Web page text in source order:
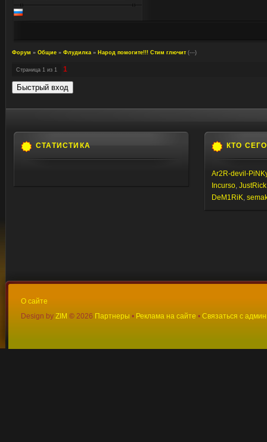
Форум » Общие » Флудилка » Народ помогите!!! Стим глючит (---)
Страница 1 из 1 1
СТАТИСТИКА КТО
Ar2R-devil-
Incurso, JustRick
DeM1RiK,
О сайте
Design by ZIM © 2026 Партнеры • Реклама на сайте • Связаться с